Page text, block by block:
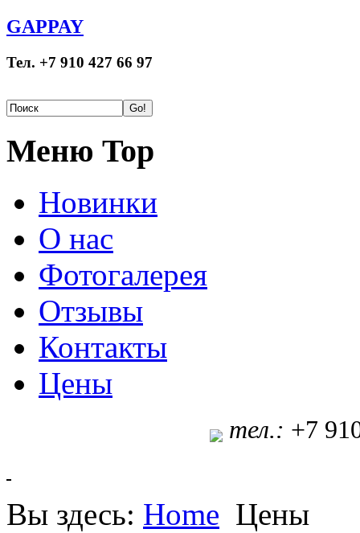
GAPPAY
Тел. +7 910 427 66 97
Меню Top
Новинки
О нас
Фотогалерея
Отзывы
Контакты
Цены
тел.: +7
Вы здесь: Home Цены